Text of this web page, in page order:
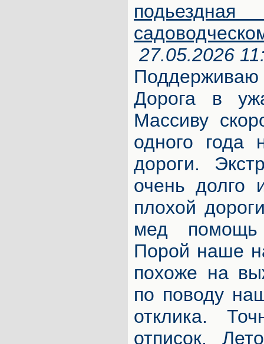
27.05.2026
Дорога в
Массиву
одного года
дороги.
очень долго
плохой
мед помощь
Порой наше
похоже на
по поводу
отклика.
отписок.